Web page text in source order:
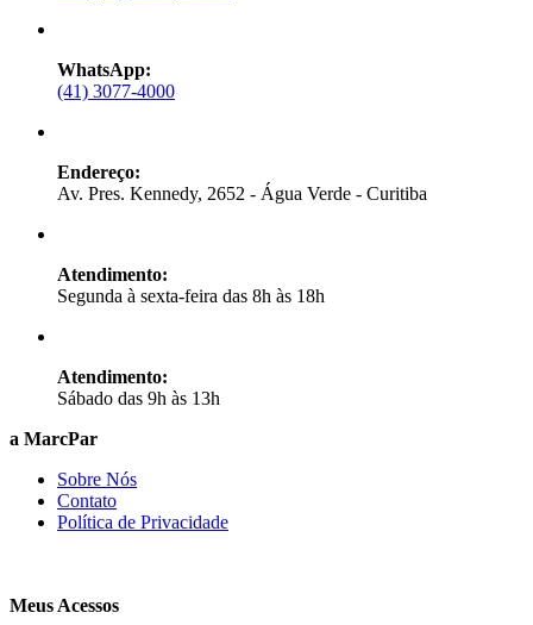
WhatsApp:
(41) 3077-4000
Endereço:
Av. Pres. Kennedy, 2652 - Água Verde - Curitiba
Atendimento:
Segunda à sexta-feira das 8h às 18h
Atendimento:
Sábado das 9h às 13h
a MarcPar
Sobre Nós
Contato
Política de Privacidade
Meus Acessos